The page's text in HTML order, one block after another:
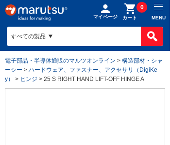
マイページ カート
0
MENU
電子部品・半導体通販のマルツオンライン > 構造部材・シャ
ーシー > ハードウェア、ファスナー、アクセサリ（DigiKe
y）
> ヒンジ > 25 S RIGHT HAND LIFT-OFF HINGE A